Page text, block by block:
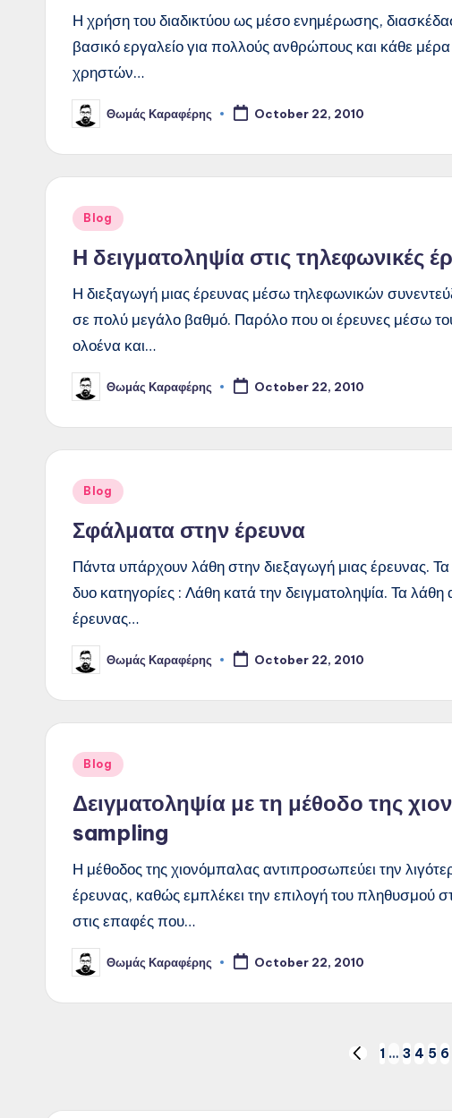
Η χρήση του διαδικτύου ως μέσο ενημέρωσης,
βασικό εργαλείο για πολλούς ανθρώπους και κάθε
χρηστών…
Posted
by
Θωμάς Καραφέρης October 22, 2010
Posted
Blog
Η δειγματοληψία στις τηλεφωνικές
Η διεξαγωγή μιας έρευνας μέσω τηλεφωνικών
σε πολύ μεγάλο βαθμό. Παρόλο που οι έρευνες μέσω
ολοένα και…
Posted
by
Θωμάς Καραφέρης October 22, 2010
Posted
Blog
Σφάλματα στην έρευνα
Πάντα υπάρχουν λάθη στην διεξαγωγή μιας έρευνας.
δυο κατηγορίες : Λάθη κατά την δειγματοληψία. Τα
έρευνας…
Posted
by
Θωμάς Καραφέρης October 22, 2010
Posted
Blog
Δειγματοληψία με τη μέθοδο της
sampling
Η μέθοδος της χιονόμπαλας αντιπροσωπεύει την
έρευνας, καθώς εμπλέκει την επιλογή του πληθυσμού
στις επαφές που…
Posted
by
Θωμάς Καραφέρης October 22, 2010
pagination
PREVIOUS
1 … 3 4 5 6